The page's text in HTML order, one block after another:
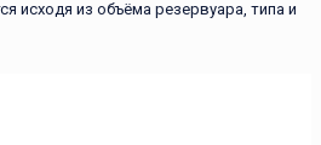
исходя из объёма резервуара, типа и